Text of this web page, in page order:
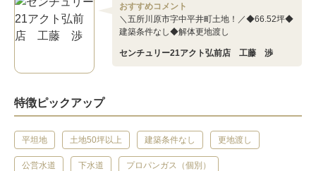
おすすめコメント
＼五所川原市字中平井町土地！／◆66.52坪◆
建築条件なし◆解体更地渡し
センチュリー21アクト弘前店 工藤 渉
特徴ピックアップ
平坦地 土地50坪以上 建築条件なし 更地渡し
公営水道 下水道 プロパンガス（個別）